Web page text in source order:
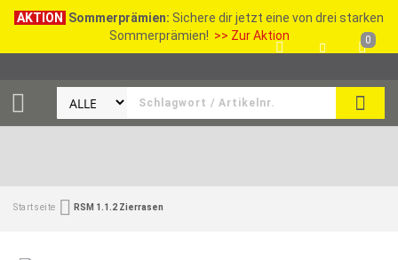
AKTION Sommerprämien: Sichere dir jetzt eine von drei starken
Sommerprämien! >> Zur Aktion 0
Startseite RSM 1.1.2 Zierrasen